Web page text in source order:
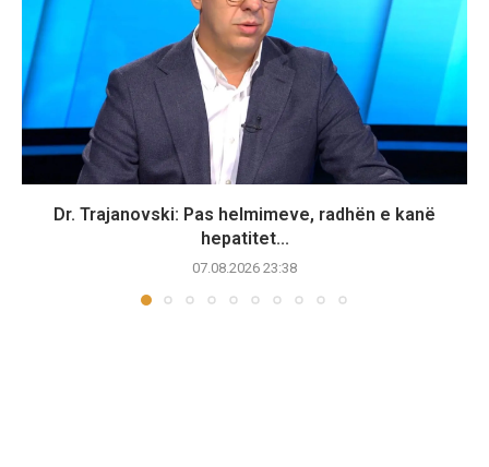
Dr. Trajanovski: Pas helmimeve, radhën e kanë
hepatitet...
07.08.2026 23:38